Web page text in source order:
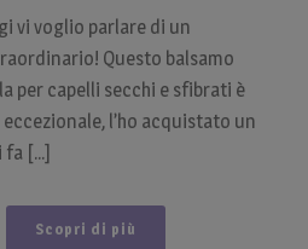
vi voglio parlare di un
Questo balsamo
per capelli secchi e sfibrati è
l’ho acquistato un
[...]
Scopri di più